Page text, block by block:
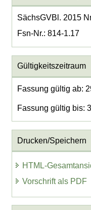
SächsGVBl. 2015
Fsn-Nr.: 814-1.17
Gültigkeitszeitraum
Fassung gültig ab:
Fassung gültig bis:
Drucken/Speichern
HTML-
Vorschrift als PDF